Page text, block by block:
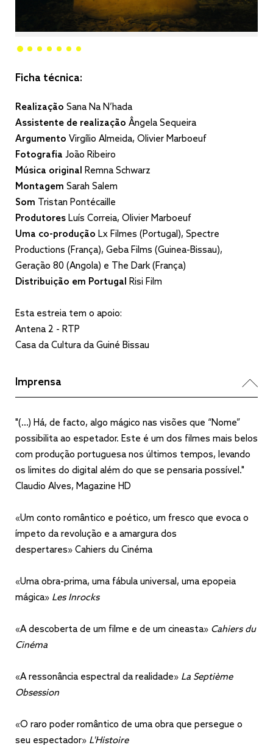
Ficha técnica:
Realização Sana Na N’hada
Assistente de realização Ângela Sequeira
Argumento Virgílio Almeida, Olivier Marboeuf
Fotografia João Ribeiro
Música original Remna Schwarz
Montagem Sarah Salem
Som Tristan Pontécaille
Produtores Luís Correia, Olivier Marboeuf
Uma co-produção Lx Filmes (Portugal), Spectre
Productions (França), Geba Films (Guinea-Bissau),
Geração 80 (Angola) e The Dark (França)
Distribuição em Portugal Risi Film
Esta estreia tem o apoio:
Antena 2 - RTP
Casa da Cultura da Guiné Bissau
Imprensa
"(...) Há, de facto, algo mágico nas visões que “Nome”
possibilita ao espetador. Este é um dos filmes mais belos
com produção portuguesa nos últimos tempos, levando
os limites do digital além do que se pensaria possível."
Claudio Alves, Magazine HD
«Um conto romântico e poético, um fresco que evoca o
ímpeto da revolução e a amargura dos
despertares» Cahiers du Cinéma
«Uma obra-prima, uma fábula universal, uma epopeia
mágica» Les Inrocks
«A descoberta de um filme e de um cineasta» Cahiers du
Cinéma
«A ressonância espectral da realidade» La Septième
Obsession
«O raro poder romântico de uma obra que persegue o
seu espectador» L'Histoire